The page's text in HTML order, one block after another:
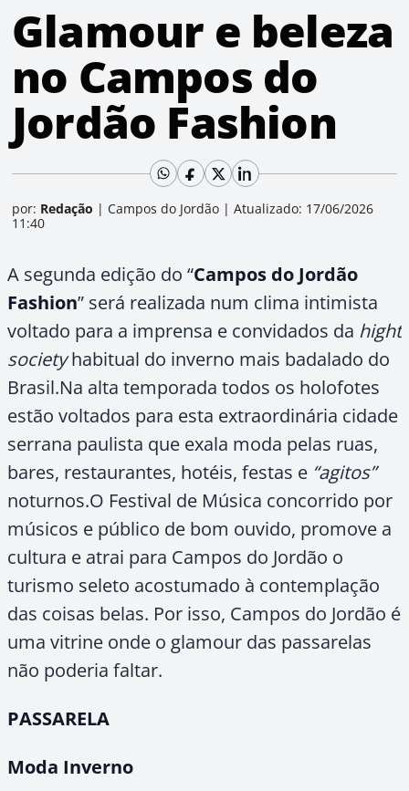
Glamour e beleza
no Campos do
Jordão Fashion
por: Redação | Campos do Jordão | Atualizado: 17/06/2026
11:40
A segunda edição do “Campos do Jordão
Fashion” será realizada num clima intimista
voltado para a imprensa e convidados da hight
societyhabitual do inverno mais badalado do
Brasil.Na alta temporada todos os holofotes
estão voltados para esta extraordinária cidade
serrana paulista que exala moda pelas ruas,
bares, restaurantes, hotéis, festas e “agitos”
noturnos.O Festival de Música concorrido por
músicos e público de bom ouvido, promove a
cultura e atrai para Campos do Jordão o
turismo seleto acostumado à contemplação
das coisas belas. Por isso, Campos do Jordão é
uma vitrine onde o glamour das passarelas
não poderia faltar.
PASSARELA
Moda Inverno